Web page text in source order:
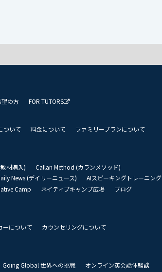
の方 FOR TUTORS
ついて 料金について
ファミリープランについて
材購入)
Callan Method (カランメソッド)
News (デイリーニュース)
AIスピーキングトレーニング
Camp ネイティブキャンプ広場
ブログ
ーについて
カウンセリングについて
Going Global 世界への挑戦
オンライン英会話体験談